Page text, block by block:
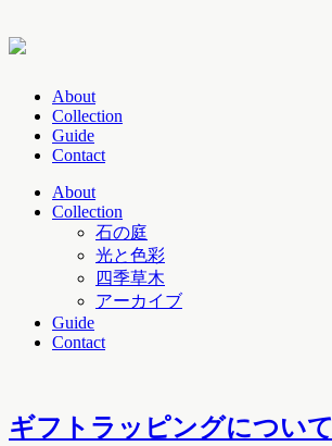
About
Collection
Guide
Contact
About
Collection
石の庭
光と色彩
四季草木
アーカイブ
Guide
Contact
ギフトラッピングについて